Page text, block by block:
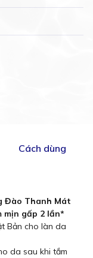
Cách dùng
Đào Thanh Mát
mịn gấp 2 lần*
Bản cho làn da
da sau khi tắm